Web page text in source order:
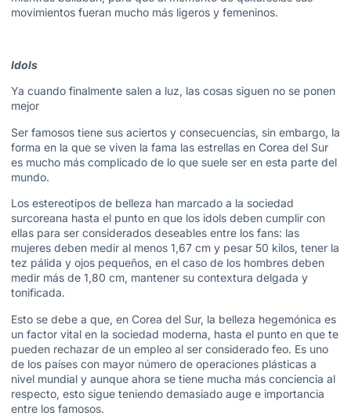
movimientos fueran mucho más ligeros y femeninos.
Idols
Ya cuando finalmente salen a luz, las cosas siguen no se ponen
mejor
Ser famosos tiene sus aciertos y consecuencias, sin embargo, la
forma en la que se viven la fama las estrellas en Corea del Sur
es mucho más complicado de lo que suele ser en esta parte del
mundo.
Los estereotipos de belleza han marcado a la sociedad
surcoreana hasta el punto en que los idols deben cumplir con
ellas para ser considerados deseables entre los fans: las
mujeres deben medir al menos 1,67 cm y pesar 50 kilos, tener la
tez pálida y ojos pequeños, en el caso de los hombres deben
medir más de 1,80 cm, mantener su contextura delgada y
tonificada.
Esto se debe a que, en Corea del Sur, la belleza hegemónica es
un factor vital en la sociedad moderna, hasta el punto en que te
pueden rechazar de un empleo al ser considerado feo. Es uno
de los países con mayor número de operaciones plásticas a
nivel mundial y aunque ahora se tiene mucha más conciencia al
respecto, esto sigue teniendo demasiado auge e importancia
entre los famosos.